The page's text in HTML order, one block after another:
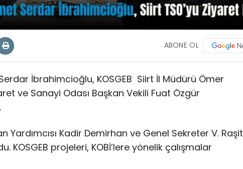
ABONE OL
İbrahimcioğlu, KOSGEB Siirt İl Müdürü Ömer
ve Sanayi Odası Başkan Vekili Fuat Özgür
Yardımcısı Kadir Demirhan ve Genel Sekreter V. Raşit
KOSGEB projeleri, KOBİ’lere yönelik çalışmalar